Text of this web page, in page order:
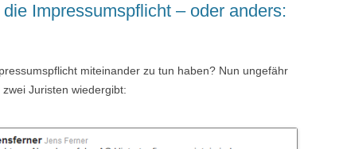
Impressumspflicht – oder anders:
miteinander zu tun haben? Nun ungefähr
Juristen wiedergibt: